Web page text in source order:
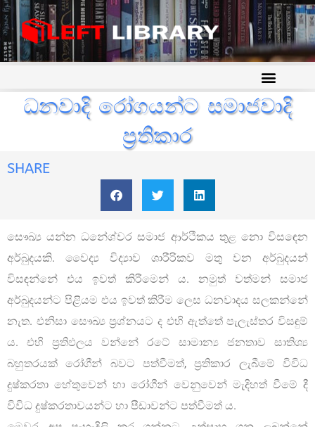
ධනවාදි රෝගයන්ට සමාජවාදි
ප්‍රතිකාර
SHARE
සෞඛ්‍ය යන්න ධනේශ්වර සමාජ ආර්ථීකය තුළ නො විසඳෙන
අර්බුදයකි. වෛද්‍ය විද්‍යාව ශාරීරිකව මතු වන අර්බුදයන්
විසඳන්නේ එය ඉවත් කිරීමෙන් ය. නමුත් වත්මන් සමාජ
අර්බුදයන්ට පිළියම එය ඉවත් කිරීම ලෙස ධනවාදය සලකන්නේ
නැත. එනිසා සෞඛ්‍ය ප්‍රශ්නයට ද එහි ඇත්තේ පැලැස්තර විසඳුම්
ය. එහි ප්‍රතිඵලය වන්නේ රටේ සාමාන්‍ය ජනතාව සාතිශ්‍ය
බහුතරයක් රෝගීන් බවට පත්වීමත්, ප්‍රතිකාර ලැබීමේ විවිධ
දුෂ්කරතා හේතුවෙන් හා රෝගීන් වෙනුවෙන් මැදිහත් වීමේ දී
විවිධ දුෂ්කරතාවයන්ට හා පීඩාවන්ට පත්වීමත් ය.